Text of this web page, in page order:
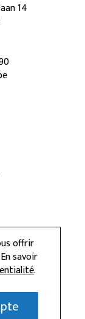
offrir
savoir
.
14